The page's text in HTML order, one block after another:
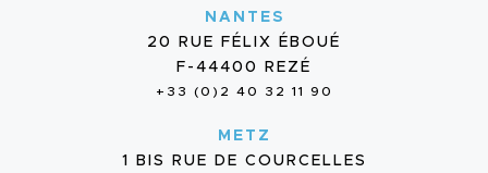
NANTES
20 RUE FÉLIX ÉBOUÉ
F-44400 REZÉ
+33 (0)2 40 32 11 90
METZ
1 BIS RUE DE COURCELLES